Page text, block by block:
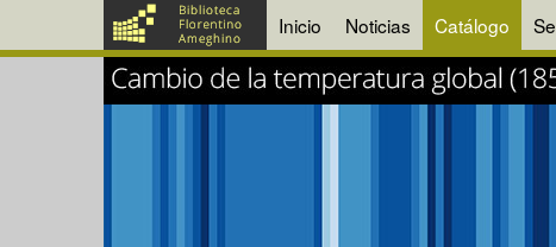
Inicio Noticias Catálogo